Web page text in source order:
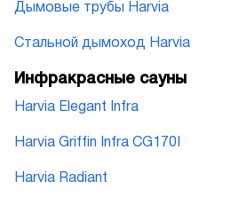
Дымовые трубы Harvia
Стальной дымоход Harvia
Инфракрасные сауны
Harvia Elegant Infra
Harvia Griffin Infra CG170I
Harvia Radiant